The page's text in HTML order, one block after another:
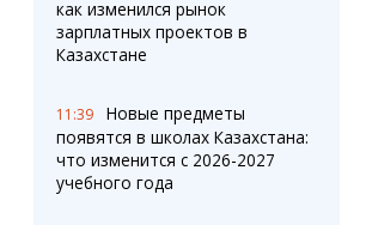
как изменился рынок
зарплатных проектов в
Казахстане
11:39
Новые предметы
появятся в школах Казахстана:
что изменится с 2026-2027
учебного года